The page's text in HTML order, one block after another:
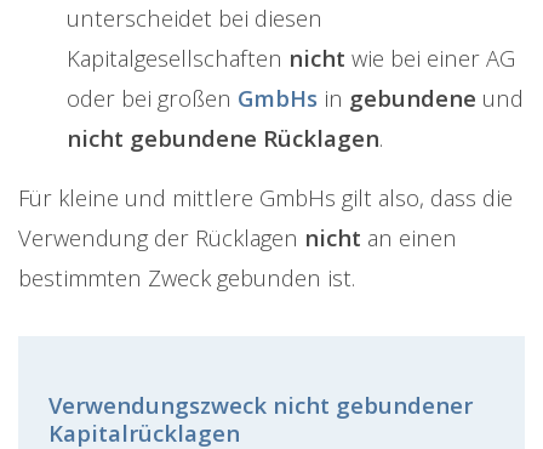
unterscheidet bei diesen
Kapitalgesellschaften nicht wie bei einer AG
oder bei großen GmbHs in gebundene und
nicht gebundene Rücklagen.
Für kleine und mittlere GmbHs gilt also, dass die
Verwendung der Rücklagen nicht an einen
bestimmten Zweck gebunden ist.
Verwendungszweck nicht gebundener
Kapitalrücklagen